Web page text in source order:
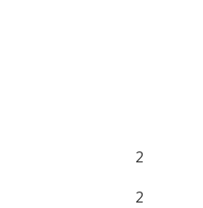
2
2